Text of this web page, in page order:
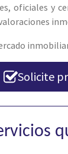
oficiales y
Solicite